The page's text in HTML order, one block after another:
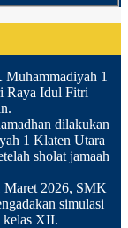
1
Raya Idul Fitri
dilakukan
1 Klaten Utara
sholat jamaah
Maret 2026, SMK
simulasi
kelas XII.